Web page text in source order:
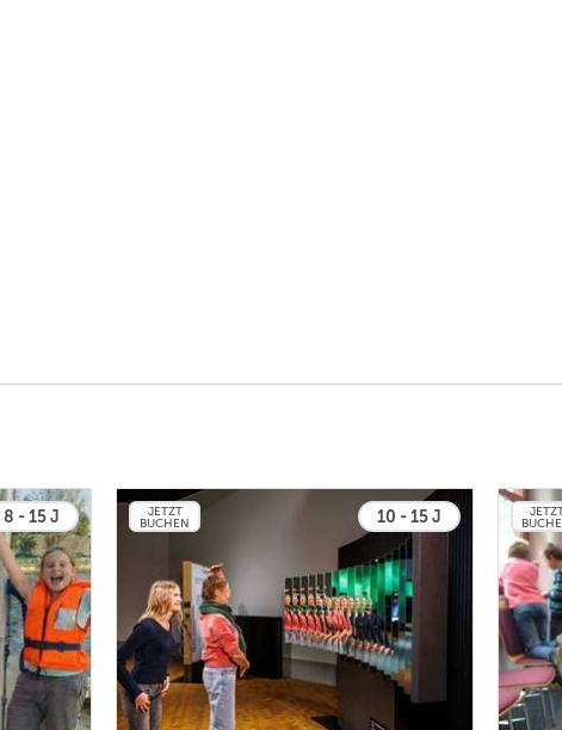
8 - 15 J
JETZT
BUCHEN
10 - 15 J